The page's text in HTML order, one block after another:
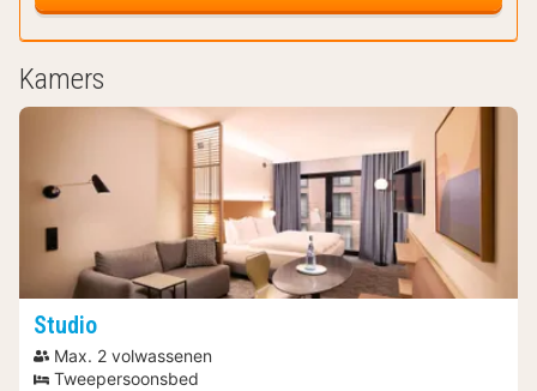
Kamers
Studio
Max. 2 volwassenen
Tweepersoonsbed